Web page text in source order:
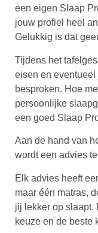
een eigen Slaap
jouw profiel heel
Gelukkig is dat
Tijdens het
eisen en
besproken. Hoe
persoonlijke
een goed Slaap
Aan de hand van
wordt een advies
Elk advies heeft
maar één matras,
jij lekker op slaapt.
keuze en de beste